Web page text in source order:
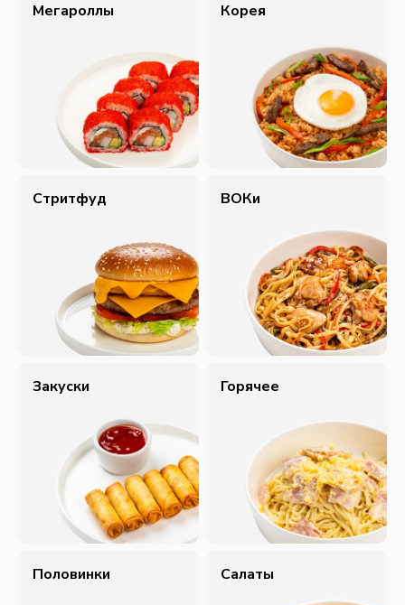
Мегароллы Корея
Стритфуд ВОКи
Закуски Горячее
Половинки Салаты